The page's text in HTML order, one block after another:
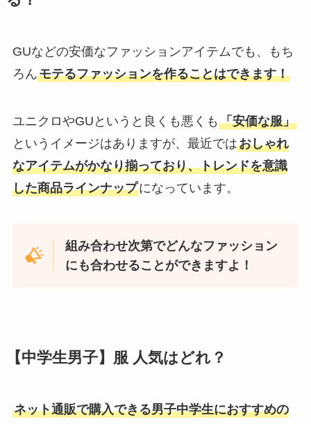
GUなどの安価なファッションアイテムでも、もち
ろんモテるファッションを作ることはできます！
ユニクロやGUというと良くも悪くも 「安価な服」
というイメージはありますが、最近ではおしゃれ
なアイテムがかなり揃っており、トレンドを意識
した商品ラインナップになっています。
組み合わせ次第でどんなファッション
にも合わせることができますよ！
【中学生男子】服 人気はどれ？
ネット通販で購入できる男子中学生におすすめの